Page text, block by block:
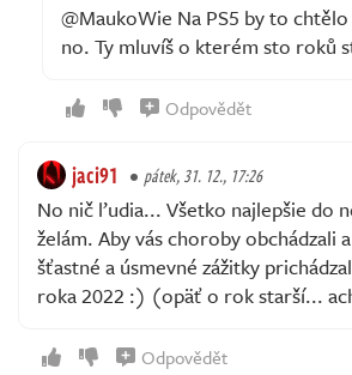
@MaukoWie Na PS5 by to
no. Ty mluvíš o kterém sto roků
Odpovědět
jaci91 pátek, 31. 12., 17:26
No nič ľudia... Všetko najlepšie do
želám. Aby vás choroby obchádzali
šťastné a úsmevné zážitky
roka 2022 :) (opäť o rok starší...
Odpovědět